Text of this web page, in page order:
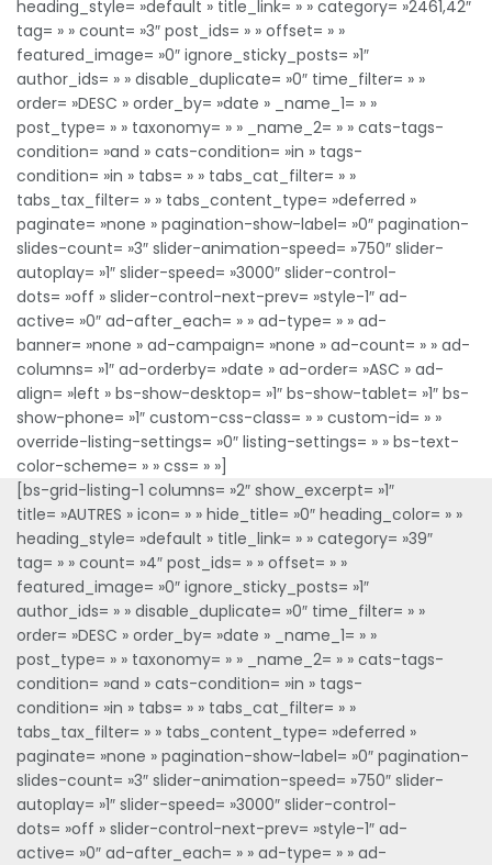
heading_style= »default » title_link= » » category= »2461,42″
tag= » » count= »3″ post_ids= » » offset= » »
featured_image= »0″ ignore_sticky_posts= »1″
author_ids= » » disable_duplicate= »0″ time_filter= » »
order= »DESC » order_by= »date » _name_1= » »
post_type= » » taxonomy= » » _name_2= » » cats-tags-
condition= »and » cats-condition= »in » tags-
condition= »in » tabs= » » tabs_cat_filter= » »
tabs_tax_filter= » » tabs_content_type= »deferred »
paginate= »none » pagination-show-label= »0″ pagination-
slides-count= »3″ slider-animation-speed= »750″ slider-
autoplay= »1″ slider-speed= »3000″ slider-control-
dots= »off » slider-control-next-prev= »style-1″ ad-
active= »0″ ad-after_each= » » ad-type= » » ad-
banner= »none » ad-campaign= »none » ad-count= » » ad-
columns= »1″ ad-orderby= »date » ad-order= »ASC » ad-
align= »left » bs-show-desktop= »1″ bs-show-tablet= »1″ bs-
show-phone= »1″ custom-css-class= » » custom-id= » »
override-listing-settings= »0″ listing-settings= » » bs-text-
color-scheme= » » css= » »]
[bs-grid-listing-1 columns= »2″ show_excerpt= »1″
title= »AUTRES » icon= » » hide_title= »0″ heading_color= » »
heading_style= »default » title_link= » » category= »39″
tag= » » count= »4″ post_ids= » » offset= » »
featured_image= »0″ ignore_sticky_posts= »1″
author_ids= » » disable_duplicate= »0″ time_filter= » »
order= »DESC » order_by= »date » _name_1= » »
post_type= » » taxonomy= » » _name_2= » » cats-tags-
condition= »and » cats-condition= »in » tags-
condition= »in » tabs= » » tabs_cat_filter= » »
tabs_tax_filter= » » tabs_content_type= »deferred »
paginate= »none » pagination-show-label= »0″ pagination-
slides-count= »3″ slider-animation-speed= »750″ slider-
autoplay= »1″ slider-speed= »3000″ slider-control-
dots= »off » slider-control-next-prev= »style-1″ ad-
active= »0″ ad-after_each= » » ad-type= » » ad-